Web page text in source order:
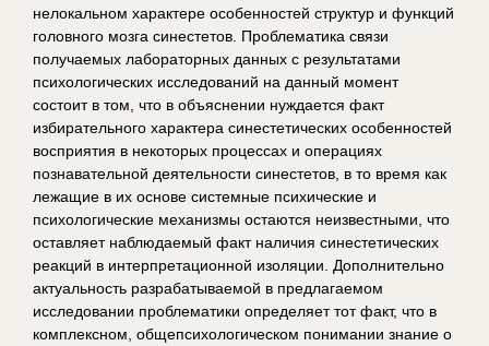
нелокальном характере особенностей структур и функций
головного мозга синестетов. Проблематика связи
получаемых лабораторных данных с результатами
психологических исследований на данный момент
состоит в том, что в объяснении нуждается факт
избирательного характера синестетических особенностей
восприятия в некоторых процессах и операциях
познавательной деятельности синестетов, в то время как
лежащие в их основе системные психические и
психологические механизмы остаются неизвестными, что
оставляет наблюдаемый факт наличия синестетических
реакций в интерпретационной изоляции. Дополнительно
актуальность разрабатываемой в предлагаемом
исследовании проблематики определяет тот факт, что в
комплексном, общепсихологическом понимании знание о